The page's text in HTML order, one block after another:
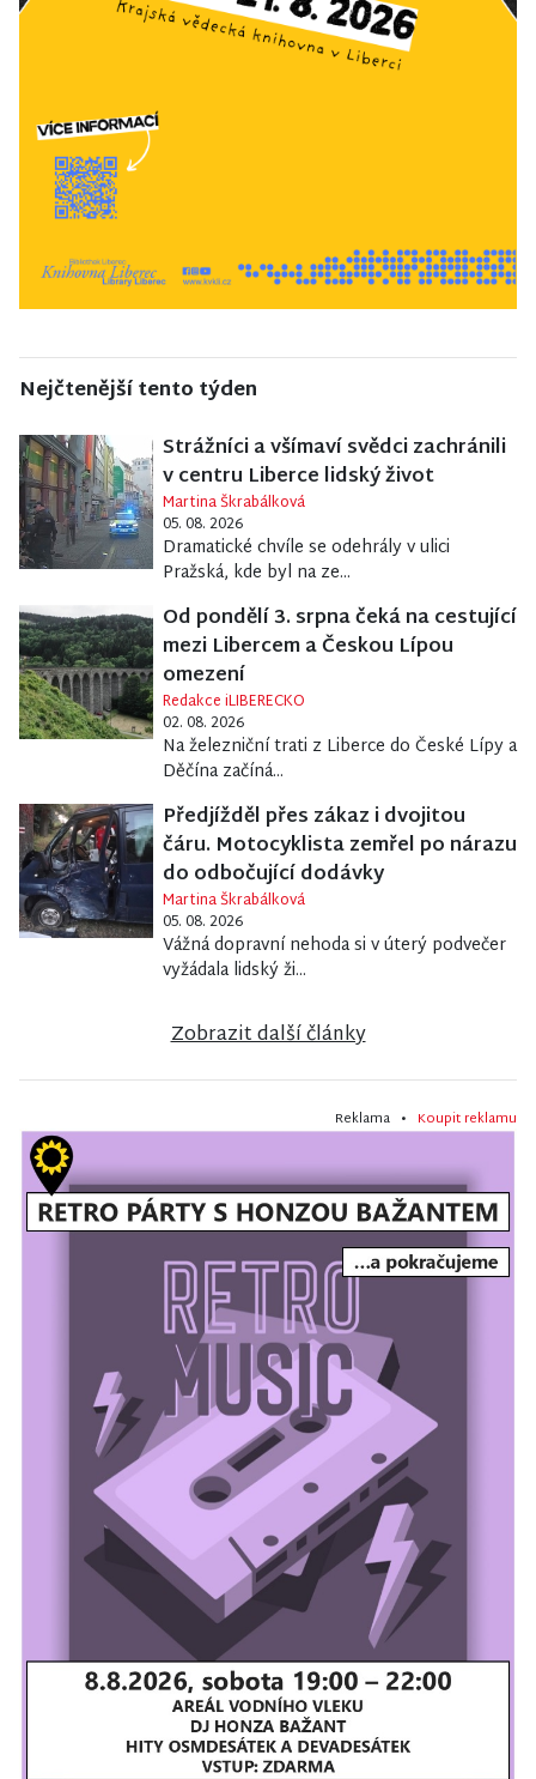
Nejčtenější tento týden
Strážníci a všímaví svědci zachránili
v centru Liberce lidský život
Martina Škrabálková
05. 08. 2026
Dramatické chvíle se odehrály v ulici
Pražská, kde byl na ze...
Od pondělí 3. srpna čeká na cestující
mezi Libercem a Českou Lípou
omezení
Redakce iLIBERECKO
02. 08. 2026
Na železniční trati z Liberce do České Lípy a
Děčína začíná...
Předjížděl přes zákaz i dvojitou
čáru. Motocyklista zemřel po nárazu
do odbočující dodávky
Martina Škrabálková
05. 08. 2026
Vážná dopravní nehoda si v úterý podvečer
vyžádala lidský ži...
Zobrazit další články
Reklama • Koupit reklamu